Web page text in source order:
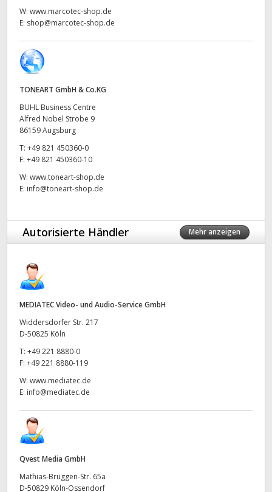
United Kingdom
United States
W: www.marcotec-shop.de
E: shop@marcotec-shop.de
TONEART GmbH & Co.KG
BUHL Business Centre
Alfred Nobel Strobe 9
86159 Augsburg
T: +49 821 450360-0
F: +49 821 450360-10
W: www.toneart-shop.de
E: info@toneart-shop.de
Autorisierte Händler Mehr anzeigen
MEDIATEC Video- und Audio-Service GmbH
Widdersdorfer Str. 217
D-50825 Köln
T: +49 221 8880-0
F: +49 221 8880-119
W: www.mediatec.de
E: info@mediatec.de
Qvest Media GmbH
Mathias-Brüggen-Str. 65a
D-50829 Köln-Ossendorf